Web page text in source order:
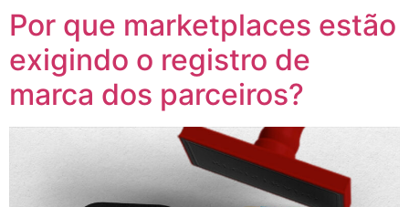
Por que marketplaces estão
exigindo o registro de
marca dos parceiros?